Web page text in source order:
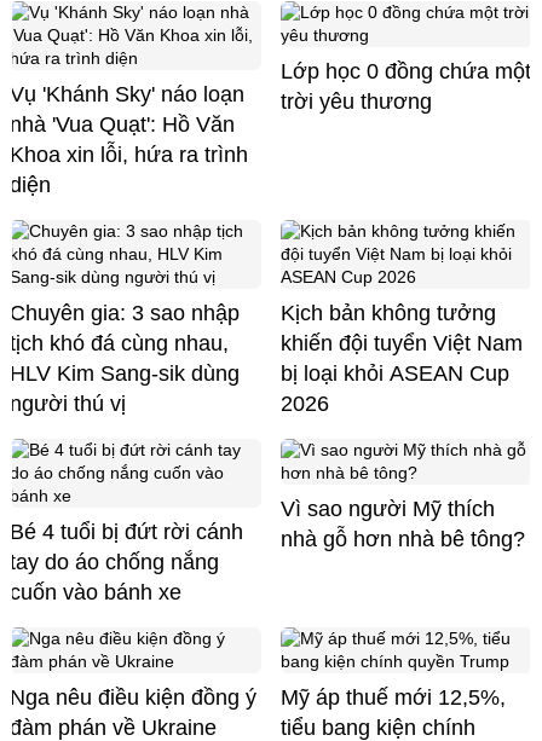
Vụ 'Khánh Sky' náo loạn
nhà 'Vua Quạt': Hồ Văn
Khoa xin lỗi, hứa ra trình
diện
Lớp học 0 đồng chứa một
trời yêu thương
Chuyên gia: 3 sao nhập
tịch khó đá cùng nhau,
HLV Kim Sang-sik dùng
người thú vị
Kịch bản không tưởng
khiến đội tuyển Việt Nam
bị loại khỏi ASEAN Cup
2026
Bé 4 tuổi bị đứt rời cánh
tay do áo chống nắng
cuốn vào bánh xe
Vì sao người Mỹ thích
nhà gỗ hơn nhà bê tông?
Nga nêu điều kiện đồng ý
đàm phán về Ukraine
Mỹ áp thuế mới 12,5%,
tiểu bang kiện chính